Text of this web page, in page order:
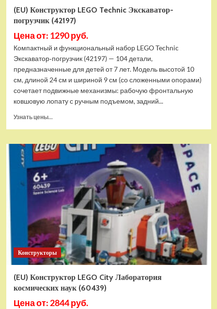
(EU) Конструктор LEGO Technic Экскаватор-
погрузчик (42197)
Цена от: 1290 руб.
Компактный и функциональный набор LEGO Technic
Экскаватор‑погрузчик (42197) — 104 детали,
предназначенные для детей от 7 лет. Модель высотой 10
см, длиной 24 см и шириной 9 см (со сложенными опорами)
сочетает подвижные механизмы: рабочую фронтальную
ковшовую лопату с ручным подъемом, задний...
Узнать цены...
(EU)
Конструктор
LEGO
Technic
Экскаватор-
погрузчик
(42197)
Конструкторы
(EU) Конструктор LEGO City Лаборатория
космических наук (60439)
Цена от: 2844 руб.